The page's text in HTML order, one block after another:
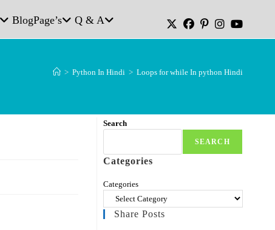
BlogPage’s Q & A
> Python In Hindi > Loops for while In python Hindi
Search
SEARCH
Categories
Categories
Share Posts